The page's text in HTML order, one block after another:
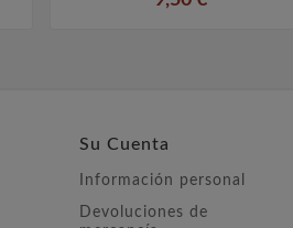
Su Cuenta
Información personal
Devoluciones de